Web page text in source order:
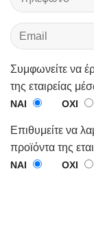
Συμφωνείτε να
της εταιρείας
ΝΑΙ ΟΧΙ
Επιθυμείτε να
προϊόντα της
ΝΑΙ ΟΧΙ